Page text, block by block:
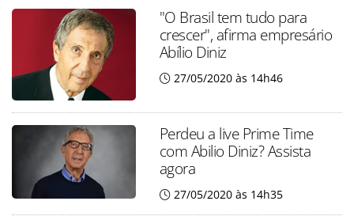
"O Brasil tem tudo para
crescer", afirma empresário
Abílio Diniz
27/05/2020 às 14h46
Perdeu a live Prime Time
com Abilio Diniz? Assista
agora
27/05/2020 às 14h35